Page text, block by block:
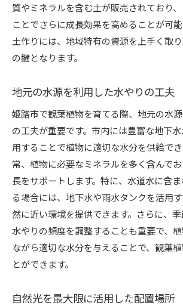
質やミネラルを含む土が販売されており
ことでさらに成長効果を高めることが可
土作りには、地域特有の資源を上手く取
の鍵となります。
地元の水源を利用した水やりの工夫
姫路市で観葉植物を育てる際、地元の水
の工夫が重要です。市内には豊富な地下
用することで植物に適切な水分を供給で
常、植物に必要なミネラルを多く含んで
長をサポートします。特に、水道水に含
る場合には、地下水や雨水タンクを活用
然に近い環境を提供できます。さらに、
水やりの頻度を調整することも重要で、
ながら適切な水分を与えることで、観葉
とができます。
自然光を最大限に活用した配置場所